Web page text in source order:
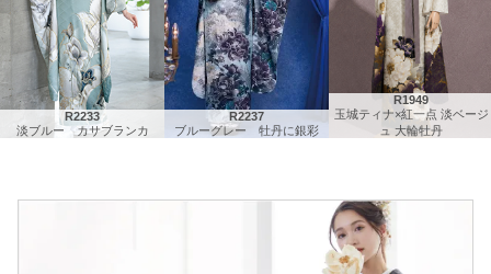
R2233
淡ブルー カサブランカ
R2237
ブルーグレー 牡丹に銀彩
R1949
玉城ティナ×紅一点 淡ベージ
ュ 大輪牡丹